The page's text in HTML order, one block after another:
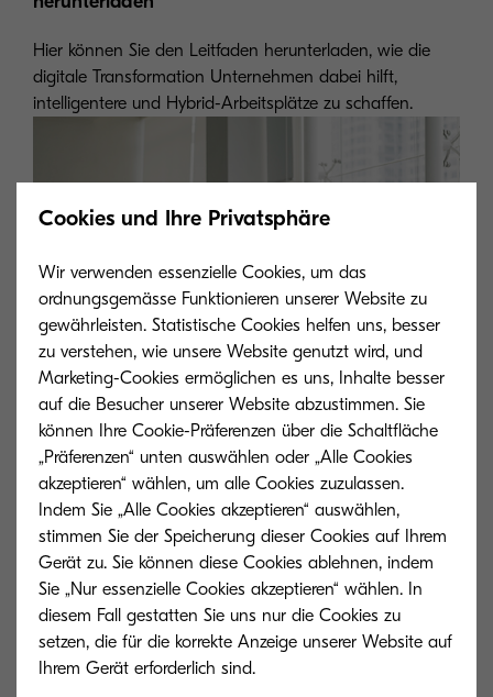
Hier können Sie den Leitfaden herunterladen, wie die
digitale Transformation Unternehmen dabei hilft,
intelligentere und Hybrid-Arbeitsplätze zu schaffen.
Leitfaden für intelligentere Arbeitsplätze
herunterladen
Hier können Sie den Leitfaden herunterladen, wie die
Cookies und Ihre Privatsphäre
Wir verwenden essenzielle Cookies, um das
ordnungsgemässe Funktionieren unserer Website zu
gewährleisten. Statistische Cookies helfen uns, besser
zu verstehen, wie unsere Website genutzt wird, und
Marketing-Cookies ermöglichen es uns, Inhalte besser
auf die Besucher unserer Website abzustimmen. Sie
können Ihre Cookie-Präferenzen über die Schaltfläche
„Präferenzen“ unten auswählen oder „Alle Cookies
akzeptieren“ wählen, um alle Cookies zuzulassen.
Indem Sie „Alle Cookies akzeptieren“ auswählen,
stimmen Sie der Speicherung dieser Cookies auf Ihrem
Gerät zu. Sie können diese Cookies ablehnen, indem
Sie „Nur essenzielle Cookies akzeptieren“ wählen. In
diesem Fall gestatten Sie uns nur die Cookies zu
setzen, die für die korrekte Anzeige unserer Website auf